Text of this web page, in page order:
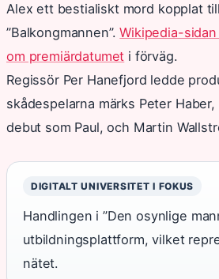
Alex ett bestialiskt mord kopplat
”Balkongmannen”.Wikipedia-
om premiärdatumet i förväg.
Regissör Per Hanefjord ledde
skådespelarna märks Peter
debut som Paul, och Martin
DIGITALT UNIVERSITET I FOKUS
Handlingen i ”Den osynlige
utbildningsplattform, vilket
nätet.